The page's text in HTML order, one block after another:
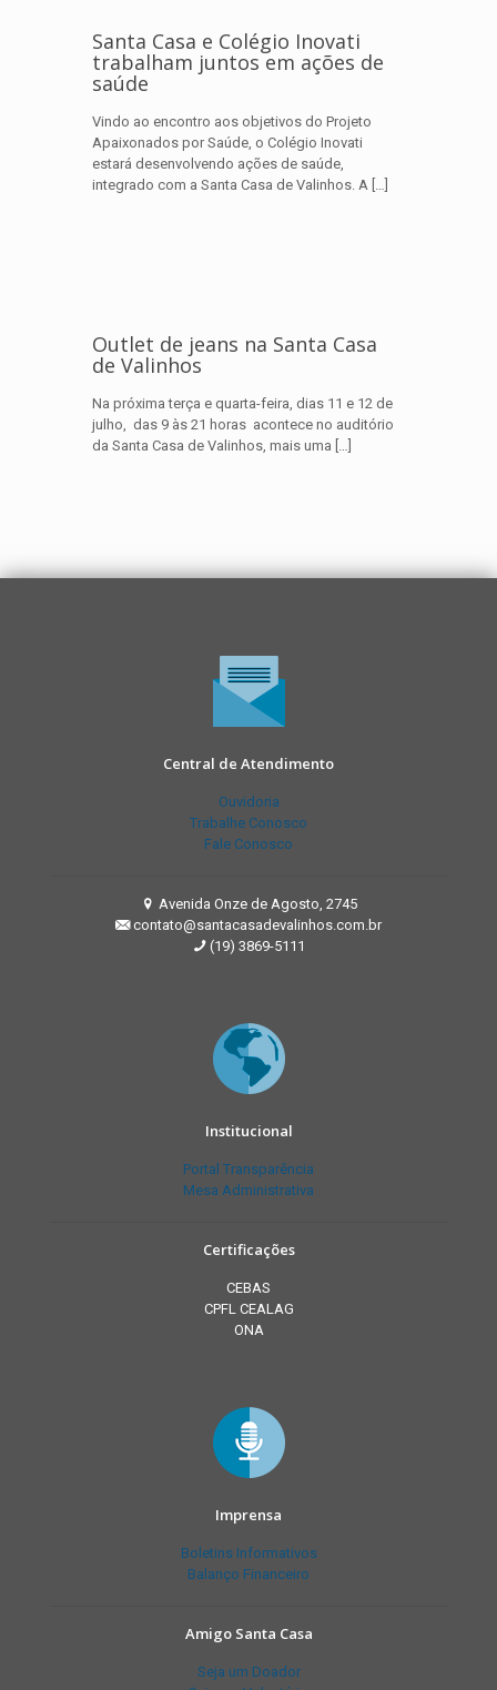
Santa Casa e Colégio Inovati
trabalham juntos em ações de
saúde
Vindo ao encontro aos objetivos do Projeto
Apaixonados por Saúde, o Colégio Inovati
estará desenvolvendo ações de saúde,
integrado com a Santa Casa de Valinhos. A […]
Outlet de jeans na Santa Casa
de Valinhos
Na próxima terça e quarta-feira, dias 11 e 12 de
julho, das 9 às 21 horas acontece no auditório
da Santa Casa de Valinhos, mais uma […]
Central de Atendimento
Ouvidoria
Trabalhe Conosco
Fale Conosco
Avenida Onze de Agosto, 2745
contato@santacasadevalinhos.com.br
(19) 3869-5111
Institucional
Portal Transparência
Mesa Administrativa
Certificações
CEBAS
CPFL CEALAG
ONA
Imprensa
Boletins Informativos
Balanço Financeiro
Amigo Santa Casa
Seja um Doador